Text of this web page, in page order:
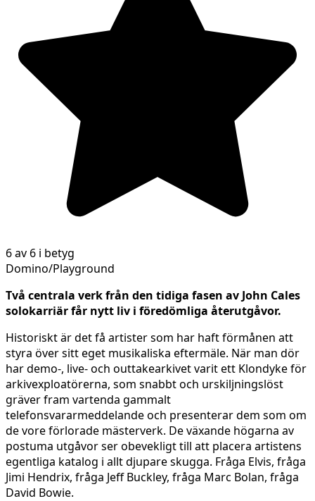
6 av 6 i betyg
Domino/Playground
Två centrala verk från den tidiga fasen av John Cales
solokarriär får nytt liv i föredömliga återutgåvor.
Historiskt är det få artister som har haft förmånen att
styra över sitt eget musikaliska eftermäle. När man dör
har demo-, live- och outtakearkivet varit ett Klondyke för
arkivexploatörerna, som snabbt och urskiljningslöst
gräver fram vartenda gammalt
telefonsvararmeddelande och presenterar dem som om
de vore förlorade mästerverk. De växande högarna av
postuma utgåvor ser obevekligt till att placera artistens
egentliga katalog i allt djupare skugga. Fråga Elvis, fråga
Jimi Hendrix, fråga Jeff Buckley, fråga Marc Bolan, fråga
David Bowie.